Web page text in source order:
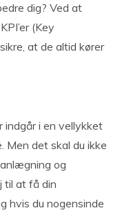
dig? Ved at
(Key
at de altid kører
indgår i en vellykket
Men det skal du ikke
og
til at få din
hvis du nogensinde